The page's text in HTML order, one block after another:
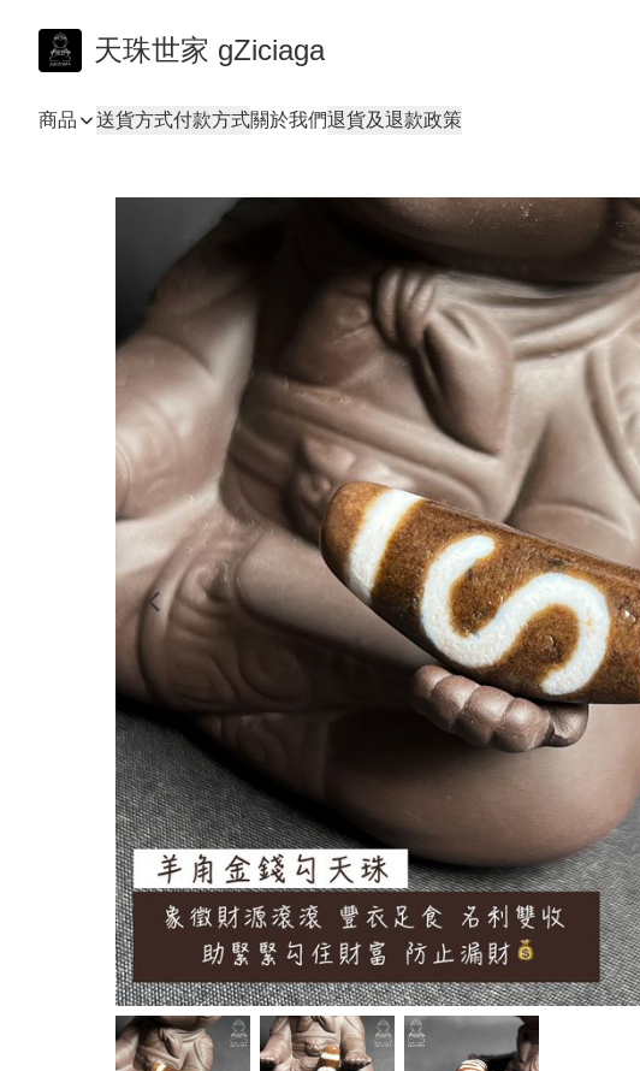
天珠世家 gZiciaga
商品 送貨方式付款方式關於我們退貨及退款政策